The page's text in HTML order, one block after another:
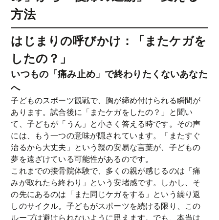
方法
はじまりの呼びかけ：「またケガを
したの？」
いつもの「痛み止め」で終わりたくないあなた
へ
子どものスポーツ観戦で、胸が締め付けられる瞬間が
あります。試合後に「またケガをしたの？」と聞い
て、子どもが「うん」と小さく答える時です。その声
には、もう一つの意味が隠されています。「またすぐ
治るから大丈夫」という親の安易な言葉が、子どもの
夢を遠ざけている可能性があるのです。
これまでの接骨院体験で、多くの親が感じるのは「痛
みが取れたら終わり」という安堵感です。しかし、そ
の先にあるのは「また同じケガをする」という繰り返
しのサイクル。子どもがスポーツを続ける限り、この
ループは避けられないように思えます。でも、本当は